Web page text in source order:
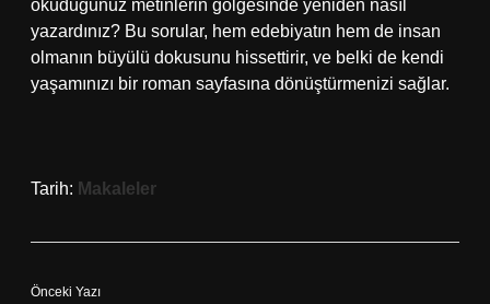
okuduğunuz metinlerin gölgesinde yeniden nasıl
yazardınız? Bu sorular, hem edebiyatın hem de insan
olmanın büyülü dokusunu hissettirir, ve belki de kendi
yaşamınızı bir roman sayfasına dönüştürmenizi sağlar.
Tarih: Makaleler
Önceki Yazı